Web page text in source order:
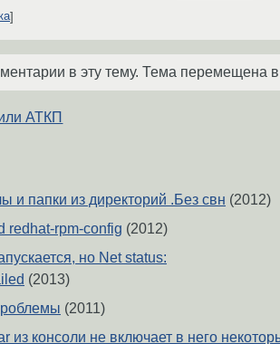
в эту тему. Тема перемещена
АТКП
и папки из директорий .Без свн (2012)
redhat-rpm-config (2012)
но Net status:
(2013)
(2011)
из консоли не включает в него